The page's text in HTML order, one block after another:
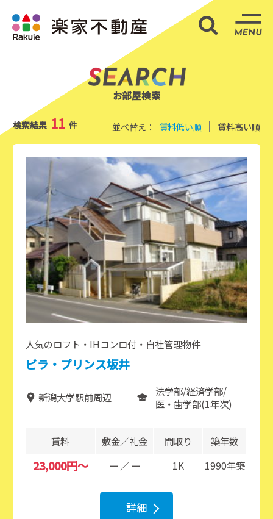
お部屋検索
検索結果 11 件 並べ替え： 賃料低い順 賃料高い順
人気のロフト・IHコンロ付・自社管理物件
ビラ・プリンス坂井
新潟大学駅前周辺 法学部 経済学部
医・歯学部(1年次)
賃料 敷金／礼金 間取り 築年数
23,000円～ ー ／ ー 1K 1990年築
詳細